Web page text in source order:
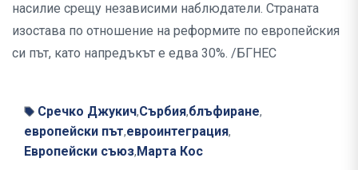
насилие срещу независими наблюдатели. Страната
изостава по отношение на реформите по европейския
си път, като напредъкът е едва 30%. /БГНЕС
Сречко Джукич,Сърбия,блъфиране,
европейски път,евроинтеграция,
Европейски съюз, Марта Кос